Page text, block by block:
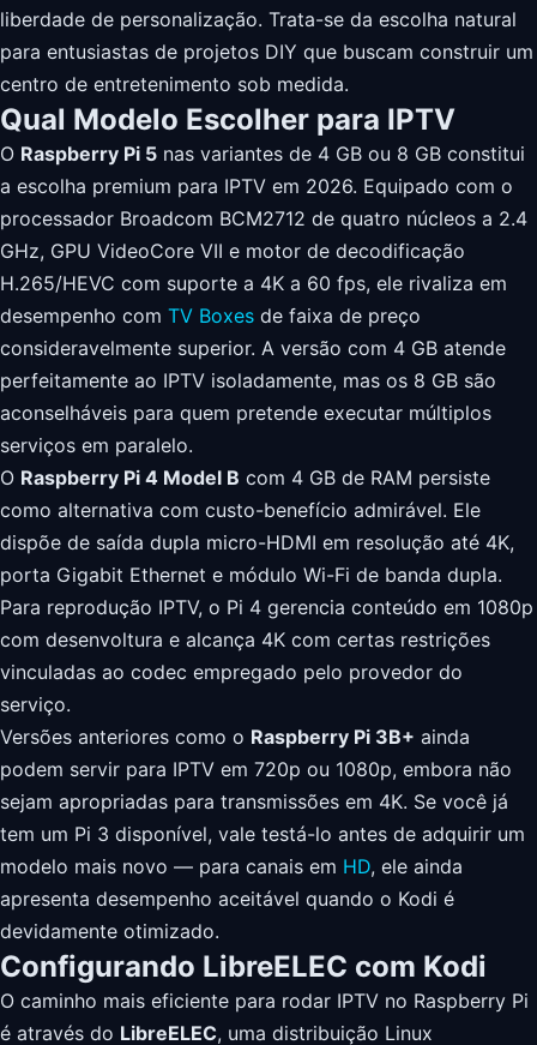
liberdade de personalização. Trata-se da escolha natural
para entusiastas de projetos DIY que buscam construir um
centro de entretenimento sob medida.
Qual Modelo Escolher para IPTV
O Raspberry Pi 5 nas variantes de 4 GB ou 8 GB constitui
a escolha premium para IPTV em 2026. Equipado com o
processador Broadcom BCM2712 de quatro núcleos a 2.4
GHz, GPU VideoCore VII e motor de decodificação
H.265/HEVC com suporte a 4K a 60 fps, ele rivaliza em
desempenho com TV Boxes de faixa de preço
consideravelmente superior. A versão com 4 GB atende
perfeitamente ao IPTV isoladamente, mas os 8 GB são
aconselháveis para quem pretende executar múltiplos
serviços em paralelo.
O Raspberry Pi 4 Model B com 4 GB de RAM persiste
como alternativa com custo-benefício admirável. Ele
dispõe de saída dupla micro-HDMI em resolução até 4K,
porta Gigabit Ethernet e módulo Wi-Fi de banda dupla.
Para reprodução IPTV, o Pi 4 gerencia conteúdo em 1080p
com desenvoltura e alcança 4K com certas restrições
vinculadas ao codec empregado pelo provedor do
serviço.
Versões anteriores como o Raspberry Pi 3B+ ainda
podem servir para IPTV em 720p ou 1080p, embora não
sejam apropriadas para transmissões em 4K. Se você já
tem um Pi 3 disponível, vale testá-lo antes de adquirir um
modelo mais novo — para canais em HD, ele ainda
apresenta desempenho aceitável quando o Kodi é
devidamente otimizado.
Configurando LibreELEC com Kodi
O caminho mais eficiente para rodar IPTV no Raspberry Pi
é através do LibreELEC, uma distribuição Linux